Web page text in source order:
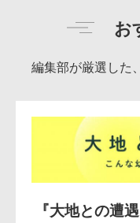
お
編集部が厳選した
『大地との遭